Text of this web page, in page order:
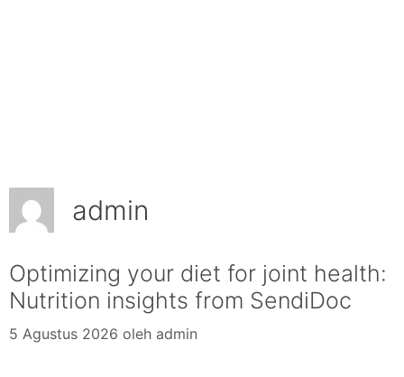
admin
Optimizing your diet for joint health:
Nutrition insights from SendiDoc
5 Agustus 2026 oleh admin